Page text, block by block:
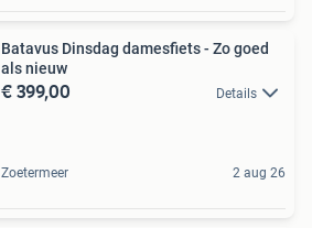
Batavus Dinsdag damesfiets - Zo goed
als nieuw
€ 399,00 Details
Zoetermeer 2 aug 26